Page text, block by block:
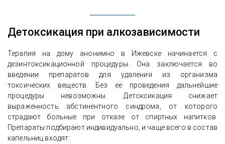
Детоксикация при алкозависимости
Терапия на дому анонимно в Ижевске начинается с
дезинтоксикационной процедуры. Она заключается во
введении препаратов для удаления из организма
токсических веществ. Без её проведения дальнейшие
процедуры невозможны. Детоксикация снижает
выраженность абстинентного синдрома, от которого
страдают больные при отказе от спиртных напитков.
Препараты подбирают индивидуально, и чаще всего в состав
капельниц входят: